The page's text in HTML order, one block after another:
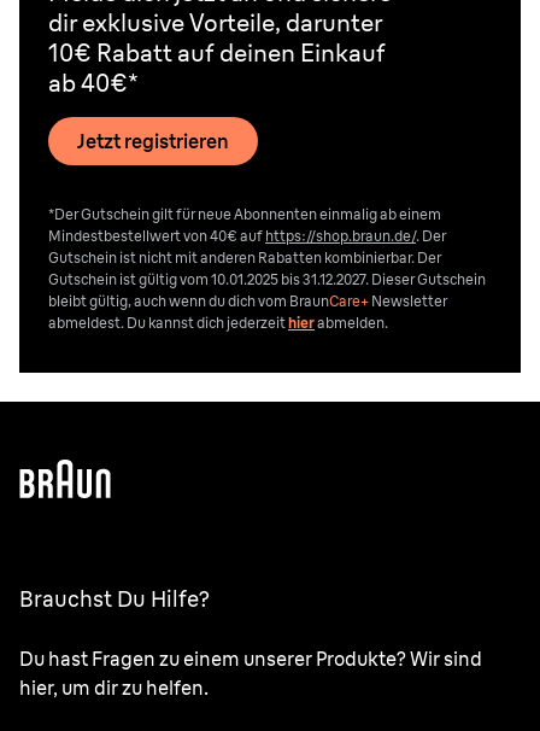
dir exklusive Vorteile, darunter
10€ Rabatt auf deinen Einkauf
ab 40€*
Jetzt registrieren
*Der Gutschein gilt für neue Abonnenten einmalig ab einem
Mindestbestellwert von 40€ auf https://shop.braun.de/. Der
Gutschein ist nicht mit anderen Rabatten kombinierbar. Der
Gutschein ist gültig vom 10.01.2025 bis 31.12.2027. Dieser Gutschein
bleibt gültig, auch wenn du dich vom BraunCare+ Newsletter
abmeldest. Du kannst dich jederzeithierabmelden.
Brauchst Du Hilfe?
Du hast Fragen zu einem unserer Produkte? Wir sind
hier, um dir zu helfen.